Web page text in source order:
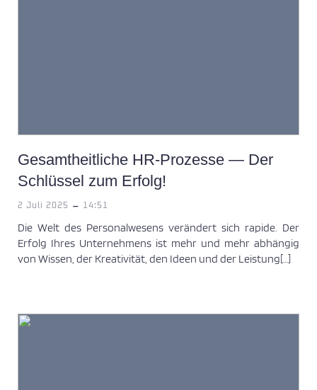
Gesamtheitliche HR-Prozesse — Der
Schlüssel zum Erfolg!
2 Juli 2025 - 14:51
Die Welt des Personalwesens verändert sich rapide. Der
Erfolg Ihres Unternehmens ist mehr und mehr abhängig
von Wissen, der Kreativität, den Ideen und der Leistung[…]